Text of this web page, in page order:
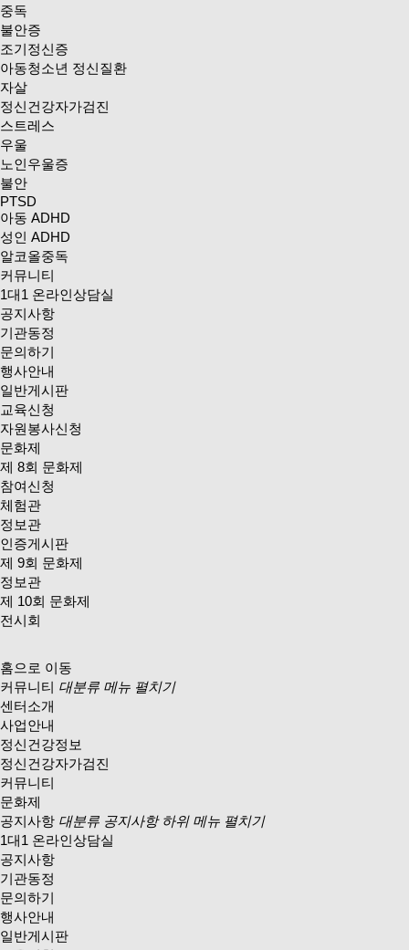
중독
불안증
조기정신증
아동청소년 정신질환
자살
정신건강자가검진
스트레스
우울
노인우울증
불안
PTSD
아동 ADHD
성인 ADHD
알코올중독
커뮤니티
1대1 온라인상담실
공지사항
기관동정
문의하기
행사안내
일반게시판
교육신청
자원봉사신청
문화제
제 8회 문화제
참여신청
체험관
정보관
인증게시판
제 9회 문화제
정보관
제 10회 문화제
전시회
홈으로 이동
커뮤니티 대분류 메뉴 펼치기
센터소개
사업안내
정신건강정보
정신건강자가검진
커뮤니티
문화제
공지사항 대분류 공지사항 하위 메뉴 펼치기
1대1 온라인상담실
공지사항
기관동정
문의하기
행사안내
일반게시판